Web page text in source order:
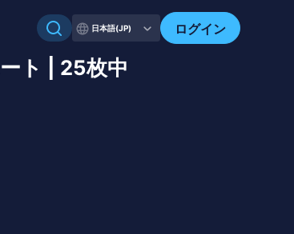
日本語(JP) ログイン
ト | 25枚中